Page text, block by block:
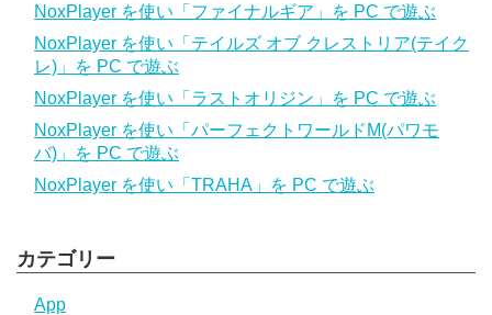
NoxPlayer を使い「ファイナルギア」を PC で遊ぶ
NoxPlayer を使い「テイルズ オブ クレストリア(テイク
レ)」を PC で遊ぶ
NoxPlayer を使い「ラストオリジン」を PC で遊ぶ
NoxPlayer を使い「パーフェクトワールドM(パワモ
バ)」を PC で遊ぶ
NoxPlayer を使い「TRAHA」を PC で遊ぶ
カテゴリー
App